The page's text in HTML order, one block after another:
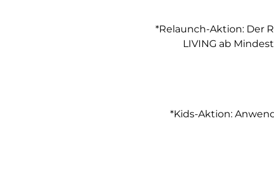
*Relaunch-Aktion: Der
LIVING ab
*Kids-Aktion: